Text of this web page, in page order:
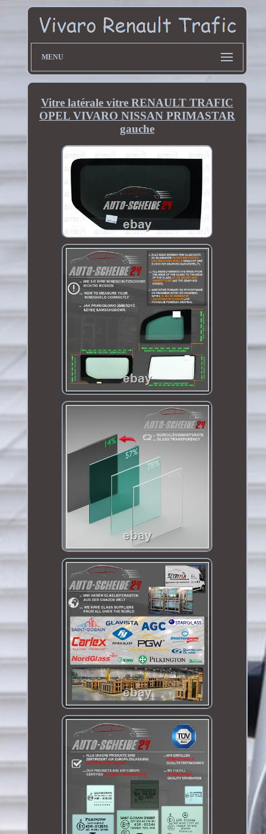
MENU
Vitre latérale vitre RENAULT TRAFIC
OPEL VIVARO NISSAN PRIMASTAR
gauche